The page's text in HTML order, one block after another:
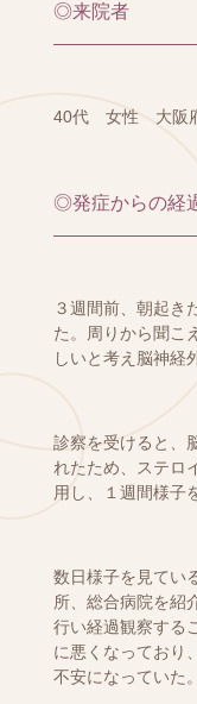
◎来院者
40代 女性 大阪
◎発症からの経
３週間前、朝起き
た。周りから聞こ
しいと考え脳神経
診察を受けると、
れたため、ステロ
用し、１週間様子
数日様子を見てい
所、総合病院を紹
行い経過観察する
に悪くなっており
不安になっていた。